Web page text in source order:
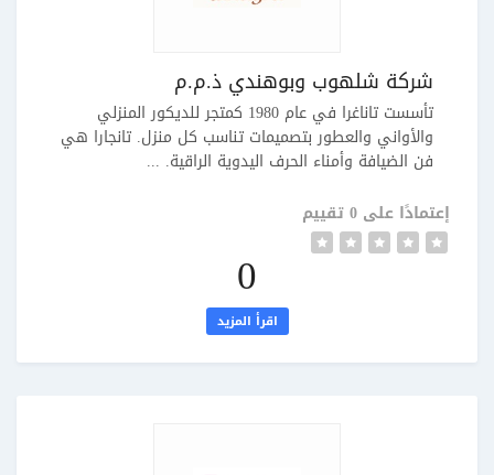
شركة شلهوب وبوهندي ذ.م.م
تأسست تاناغرا في عام 1980 كمتجر للديكور المنزلي
والأواني والعطور بتصميمات تناسب كل منزل. تانجارا هي
فن الضيافة وأمناء الحرف اليدوية الراقية. ...
إعتمادًا على 0 تقييم
0
اقرأ المزيد